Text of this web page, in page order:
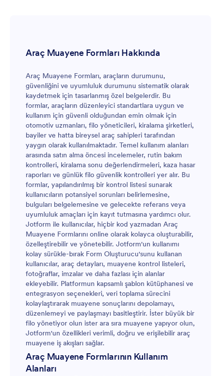
Araç Muayene Formları Hakkında
Araç Muayene Formları, araçların durumunu,
güvenliğini ve uyumluluk durumunu sistematik olarak
kaydetmek için tasarlanmış özel belgelerdir. Bu
formlar, araçların düzenleyici standartlara uygun ve
kullanım için güvenli olduğundan emin olmak için
otomotiv uzmanları, filo yöneticileri, kiralama şirketleri,
bayiler ve hatta bireysel araç sahipleri tarafından
yaygın olarak kullanılmaktadır. Temel kullanım alanları
arasında satın alma öncesi incelemeler, rutin bakım
kontrolleri, kiralama sonu değerlendirmeleri, kaza hasar
raporları ve günlük filo güvenlik kontrolleri yer alır. Bu
formlar, yapılandırılmış bir kontrol listesi sunarak
kullanıcıların potansiyel sorunları belirlemesine,
bulguları belgelemesine ve gelecekte referans veya
uyumluluk amaçları için kayıt tutmasına yardımcı olur.
Jotform ile kullanıcılar, hiçbir kod yazmadan Araç
Muayene Formlarını online olarak kolayca oluşturabilir,
özelleştirebilir ve yönetebilir. Jotform'un kullanımı
kolay sürükle-bırak Form Oluşturucu'sunu kullanan
kullanıcılar, araç detayları, muayene kontrol listeleri,
fotoğraflar, imzalar ve daha fazlası için alanlar
ekleyebilir. Platformun kapsamlı şablon kütüphanesi ve
entegrasyon seçenekleri, veri toplama sürecini
kolaylaştırarak muayene sonuçlarını depolamayı,
düzenlemeyi ve paylaşmayı basitleştirir. İster büyük bir
filo yönetiyor olun ister ara sıra muayene yapıyor olun,
Jotform'un özellikleri verimli, doğru ve erişilebilir araç
muayene iş akışları sağlar.
Araç Muayene Formlarının Kullanım
Alanları